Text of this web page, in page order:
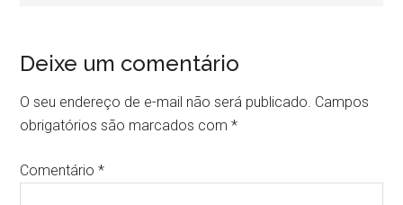
Deixe um comentário
O seu endereço de e-mail não será publicado. Campos
obrigatórios são marcados com*
Comentário*